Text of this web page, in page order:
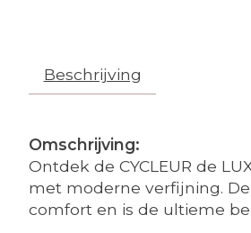
Beschrijving
Omschrijving:
Ontdek de CYCLEUR de
met moderne verfijning.
comfort en is de ultieme